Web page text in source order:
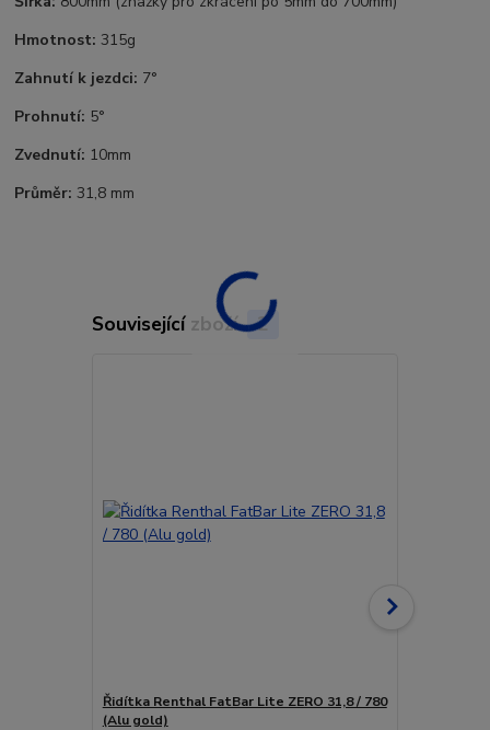
Hmotnost: 315g
Zahnutí k jezdci: 7°
Prohnutí: 5°
Zvednutí: 10mm
Průměr:31,8 mm
Související zboží 2
Řidítka Renthal FatBar Lite ZERO 31,8 / 780
(Alu gold)